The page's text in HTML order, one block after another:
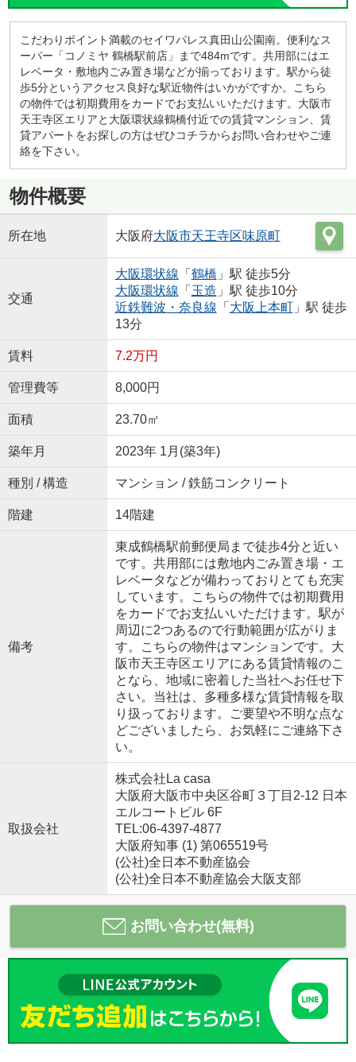
こだわりポイント満載のセイワパレス真田山公園南。便利なス
ーパー「コノミヤ 鶴橋駅前店」まで484mです。共用部にはエ
レベータ・敷地内ごみ置き場などが揃っております。駅から徒
歩5分というアクセス良好な駅近物件はいかがですか。こちら
の物件では初期費用をカードでお支払いいただけます。大阪市
天王寺区エリアと大阪環状線鶴橋付近での賃貸マンション、賃
貸アパートをお探しの方はぜひコチラからお問い合わせやご連
絡を下さい。
物件概要
所在地 大阪府大阪市天王寺区味原町
交通
大阪環状線 「 鶴橋 」駅 徒歩5分
大阪環状線 「 玉造 」駅 徒歩10分
近鉄難波・奈良線 「 大阪上本町」駅 徒歩
13分
賃料 7.2万円
管理費等 8,000円
面積 23.70㎡
築年月 2023年 1月(築3年)
種別 / 構造 マンション / 鉄筋コンクリート
階建 14階建
備考
東成鶴橋駅前郵便局まで徒歩4分と近い
です。共用部には敷地内ごみ置き場・エ
レベータなどが備わっておりとても充実
しています。こちらの物件では初期費用
をカードでお支払いいただけます。駅が
周辺に2つあるので行動範囲が広がりま
す。こちらの物件はマンションです。大
阪市天王寺区エリアにある賃貸情報のこ
となら、地域に密着した当社へお任せ下
さい。当社は、多種多様な賃貸情報を取
り扱っております。ご要望や不明な点な
どございましたら、お気軽にご連絡下さ
い。
取扱会社
株式会社La casa
大阪府大阪市中央区谷町３丁目2-12 日本
エルコートビル 6F
TEL:06-4397-4877
大阪府知事 (1) 第065519号
(公社)全日本不動産協会
(公社)全日本不動産協会大阪支部
お問い合わせ(無料)